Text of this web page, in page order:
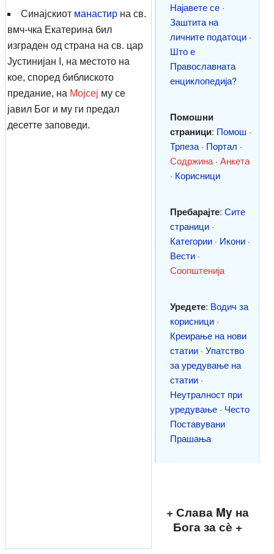
Синајскиот манастир на св.
вмч-чка Екатерина бил
изграден од страна на св. цар
Јустинијан I, на местото на
кое, според библиското
предание, на Мојсеј му се
јавил Бог и му ги предал
десетте заповеди.
Најавете се ·
Заштита на
личните податоци ·
Што е
Православната
енциклопедија?
Помошни
страници: Помош ·
Трпеза· Портал ·
Содржина· Анкета
· Корисници
Пребарајте: Сите
страници ·
Категории · Икони ·
Вести ·
Соопштенија
Уредете: Водич за
корисници ·
Креирање на нови
статии · Упатство
за уредување на
статии ·
Неутралност при
уредување · Често
Поставувани
Прашања
+ Слава My на
Бога за сѐ +